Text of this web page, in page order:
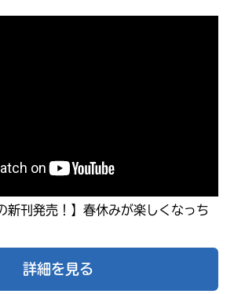
新刊発売！】春休みが楽しくなっち
詳細を見る